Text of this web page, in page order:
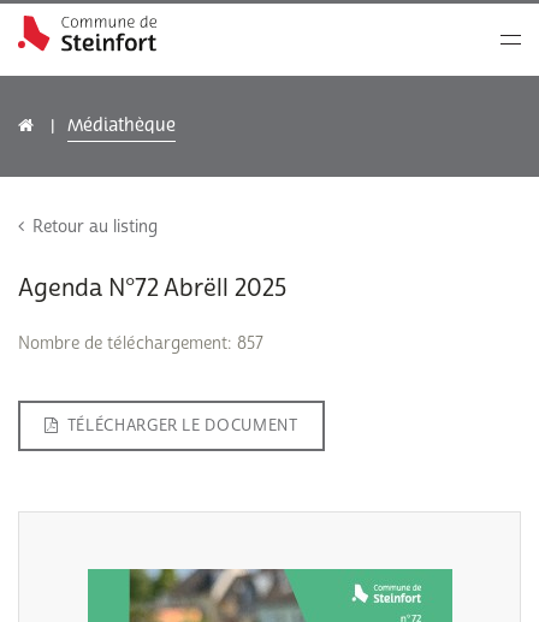
Médiathèque
Retour au listing
Agenda N°72 Abrëll 2025
Nombre de téléchargement: 857
TÉLÉCHARGER LE DOCUMENT